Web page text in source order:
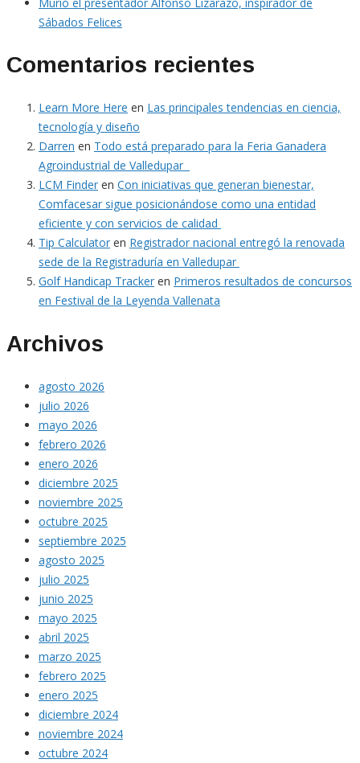
Sábados Felices
Comentarios recientes
Learn More Here en Las principales tendencias en ciencia,
tecnología y diseño
Darren en Todo está preparado para la Feria Ganadera
Agroindustrial de Valledupar
LCM Finder en Con iniciativas que generan bienestar,
Comfacesar sigue posicionándose como una entidad
eficiente y con servicios de calidad
Tip Calculator en Registrador nacional entregó la renovada
sede de la Registraduría en Valledupar
Golf Handicap Tracker en Primeros resultados de concursos
en Festival de la Leyenda Vallenata
Archivos
agosto 2026
julio 2026
mayo 2026
febrero 2026
enero 2026
diciembre 2025
noviembre 2025
octubre 2025
septiembre 2025
agosto 2025
julio 2025
junio 2025
mayo 2025
abril 2025
marzo 2025
febrero 2025
enero 2025
diciembre 2024
noviembre 2024
octubre 2024